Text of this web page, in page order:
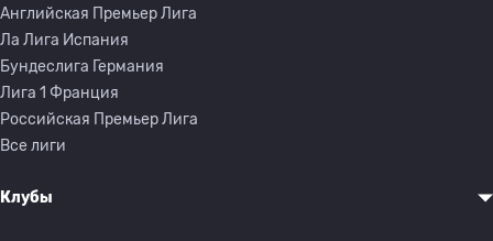
Английская Премьер Лига
Ла Лига Испания
Бундеслига Германия
Лига 1 Франция
Российская Премьер Лига
Все лиги
Клубы